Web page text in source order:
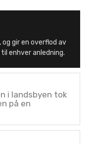
og gir en overflod av
enhver anledning.
i landsbyen tok
på en